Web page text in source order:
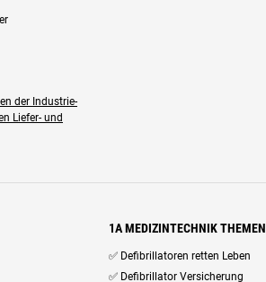
der Industrie-
Liefer- und
1A MEDIZINTECHNIK THEMEN
✅ Defibrillatoren retten Leben
✅ Defibrillator Versicherung